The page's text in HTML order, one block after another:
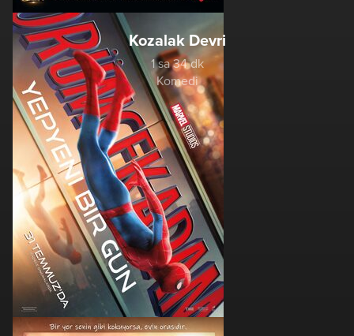
Kozalak Devri
1 sa 34 dk
Komedi